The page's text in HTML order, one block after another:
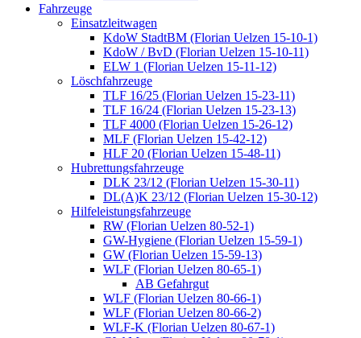
Fahrzeuge
Einsatzleitwagen
KdoW StadtBM (Florian Uelzen 15-10-1)
KdoW / BvD (Florian Uelzen 15-10-11)
ELW 1 (Florian Uelzen 15-11-12)
Löschfahrzeuge
TLF 16/25 (Florian Uelzen 15-23-11)
TLF 16/24 (Florian Uelzen 15-23-13)
TLF 4000 (Florian Uelzen 15-26-12)
MLF (Florian Uelzen 15-42-12)
HLF 20 (Florian Uelzen 15-48-11)
Hubrettungsfahrzeuge
DLK 23/12 (Florian Uelzen 15-30-11)
DL(A)K 23/12 (Florian Uelzen 15-30-12)
Hilfeleistungsfahrzeuge
RW (Florian Uelzen 80-52-1)
GW-Hygiene (Florian Uelzen 15-59-1)
GW (Florian Uelzen 15-59-13)
WLF (Florian Uelzen 80-65-1)
AB Gefahrgut
WLF (Florian Uelzen 80-66-1)
WLF (Florian Uelzen 80-66-2)
WLF-K (Florian Uelzen 80-67-1)